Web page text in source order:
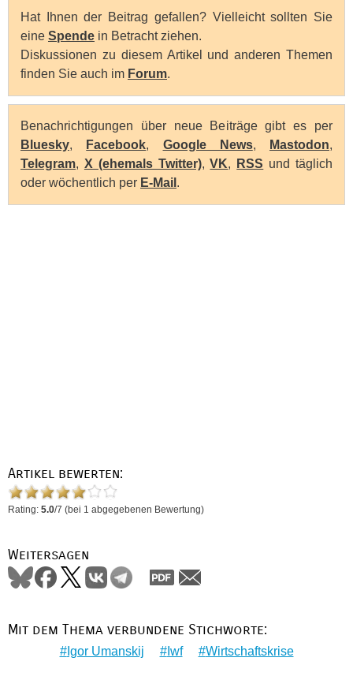
Hat Ihnen der Beitrag gefallen? Vielleicht sollten Sie
eine Spende in Betracht ziehen.
Diskussionen zu diesem Artikel und anderen Themen
finden Sie auch im Forum.
Benachrichtigungen über neue Beiträge gibt es per
Bluesky, Facebook, Google News, Mastodon,
Telegram, X (ehemals Twitter),VK, RSS und täglich
oder wöchentlich per E-Mail .
Artikel bewerten:
Rating: 5.0/7 (bei 1 abgegebenen Bewertung)
Weitersagen
Mit dem Thema verbundene Stichworte:
Igor Umanskij Iwf Wirtschaftskrise